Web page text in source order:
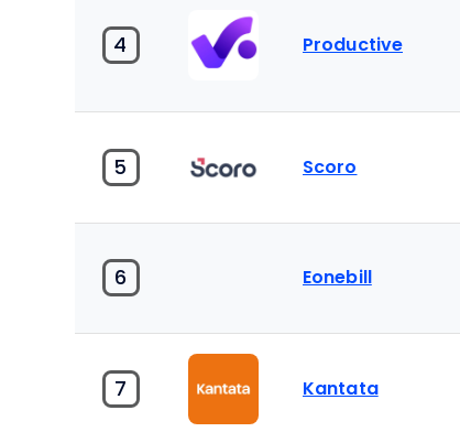
4 Productive
5 Scoro
6 Eonebill
7 Kantata